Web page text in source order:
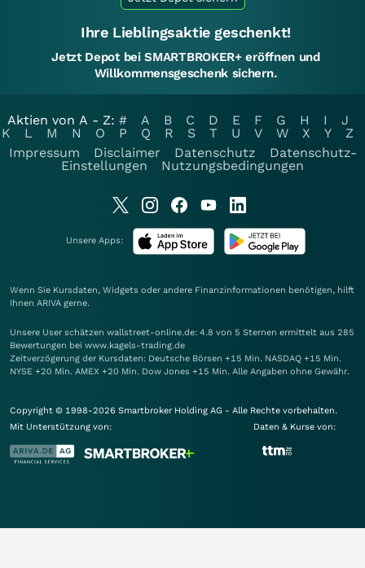
Ihre Lieblingsaktie geschenkt!
Jetzt Depot bei SMARTBROKER+ eröffnen und
Willkommensgeschenk sichern.
Aktien von A - Z: # A B C D E F G H I
J
K
L M N O P Q R S T U V W X Y
Z
Impressum
Disclaimer Datenschutz
Datenschutz-
Einstellungen
Nutzungsbedingungen
Unsere Apps:
Wenn Sie Kursdaten, Widgets oder andere Finanzinformationen benötigen, hilft
Ihnen ARIVA gerne.
Unsere User schätzen wallstreet-online.de: 4.8 von 5 Sternen ermittelt aus 285
Bewertungen bei www.kagels-trading.de
Zeitverzögerung der Kursdaten: Deutsche Börsen +15 Min. NASDAQ +15 Min.
NYSE +20 Min. AMEX +20 Min. Dow Jones +15 Min. Alle Angaben ohne Gewähr.
Copyright © 1998-2026 Smartbroker Holding AG - Alle Rechte vorbehalten.
Mit Unterstützung von:
Daten & Kurse von: